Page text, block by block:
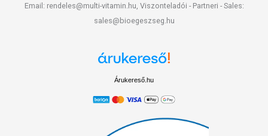
Email: rendeles@multi-vitamin.hu, Viszonteladói - Partneri - Sales:
sales@bioegeszseg.hu
Árukereső.hu